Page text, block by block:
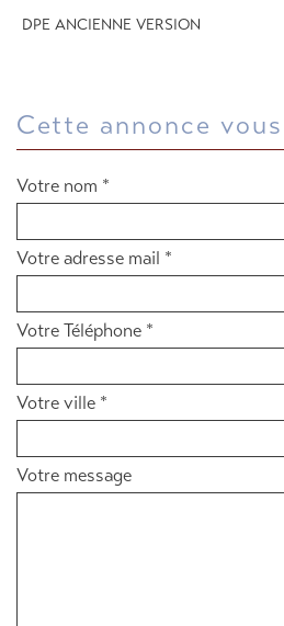
DPE ANCIENNE VERSION
cette annonce
Votre nom *
Votre adresse mail *
Votre Téléphone *
Votre ville *
Votre message